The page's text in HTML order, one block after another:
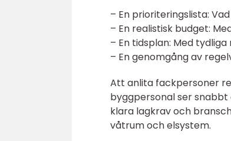
– En prioriteringslista:
– En realistisk budget:
– En tidsplan: Med
– En genomgång av
Att anlita fackpersoner
byggpersonal ser
klara lagkrav och
våtrum och elsystem.